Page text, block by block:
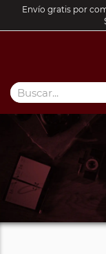
Envío gratis por